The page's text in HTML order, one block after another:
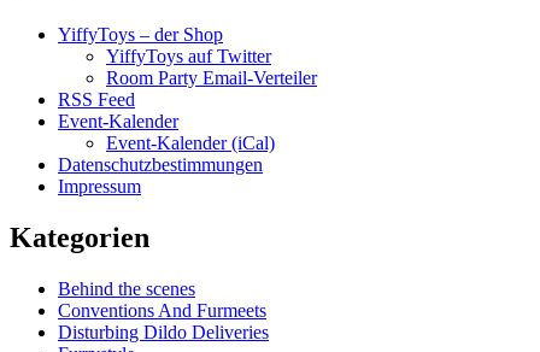
YiffyToys – der Shop
YiffyToys auf Twitter
Room Party Email-Verteiler
RSS Feed
Event-Kalender
Event-Kalender (iCal)
Datenschutzbestimmungen
Impressum
Kategorien
Behind the scenes
Conventions And Furmeets
Disturbing Dildo Deliveries